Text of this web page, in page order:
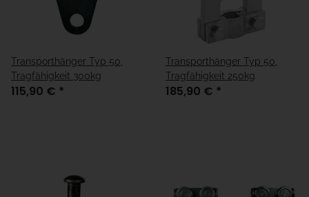
Transporthänger Typ 50,
Tragfähigkeit 300kg
115,90 € *
Transporthänger Typ 50,
Tragfähigkeit 250kg
185,90 € *